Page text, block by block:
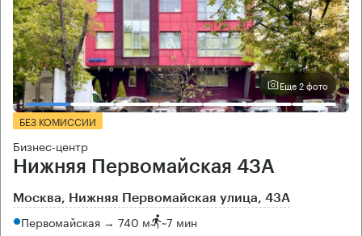
Еще 2 фото
БЕЗ КОМИССИИ
Бизнес-центр
Нижняя Первомайская 43А
Москва, Нижняя Первомайская улица, 43А
Первомайская → 740 м ~7 мин